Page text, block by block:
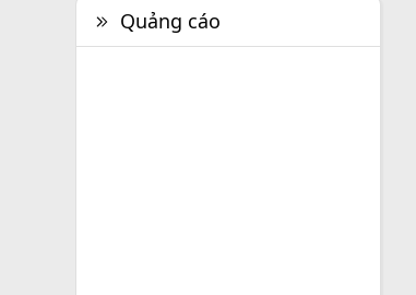
Quảng cáo